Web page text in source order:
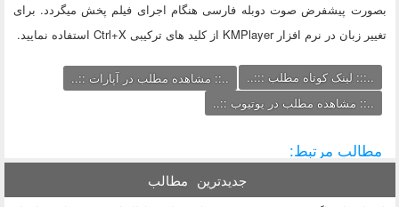
بصورت پیشفرض صوت دوبله فارسی هنگام اجرای فیلم پخش میگردد. برای
تغییر زبان در نرم افزار KMPlayer از کلید های ترکیبی Ctrl+X استفاده نمایید.
..::: لینک کوتاه مطلب :::..
..:: مشاهده مطلب در آپارات ::..
..:: مشاهده مطلب در یوتیوب ::..
مطالب مرتبط:
جدیدترین مطالب